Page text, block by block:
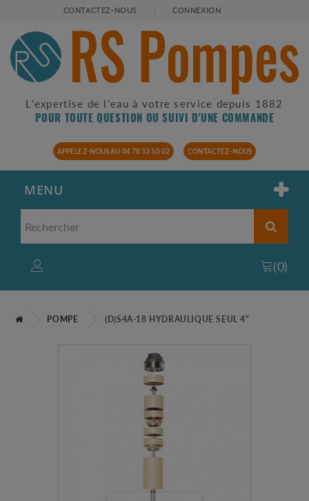
CONTACTEZ-NOUS CONNEXION
L'expertise de l'eau à votre service depuis 1882
POUR TOUTE QUESTION OU SUIVI D'UNE COMMANDE
APPELEZ-NOUS AU 04 78 33 50 02 CONTACTEZ-NOUS
MENU
(0)
POMPE (D)S4A-18 HYDRAULIQUE SEUL 4"